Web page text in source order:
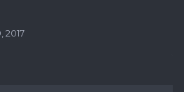
2017